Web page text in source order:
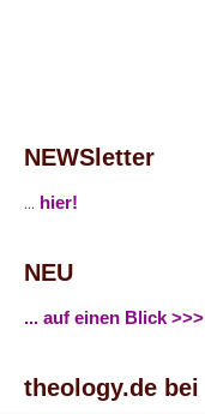
NEWSletter
... hier!
NEU
... auf einen Blick >>>
theology.de bei